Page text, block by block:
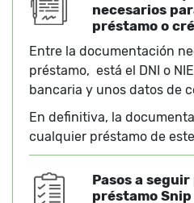
necesarios
préstamo o
Entre la documentación
préstamo, está el DNI o
bancaria y unos datos de
En definitiva, la
cualquier préstamo de
Pasos a
préstamo Snip